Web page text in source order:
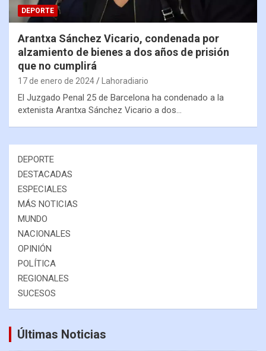
DEPORTE
Arantxa Sánchez Vicario, condenada por
alzamiento de bienes a dos años de prisión
que no cumplirá
17 de enero de 2024 Lahoradiario
El Juzgado Penal 25 de Barcelona ha condenado a la
extenista Arantxa Sánchez Vicario a dos…
DEPORTE
DESTACADAS
ESPECIALES
MÁS NOTICIAS
MUNDO
NACIONALES
OPINIÓN
POLÍTICA
REGIONALES
SUCESOS
Últimas Noticias